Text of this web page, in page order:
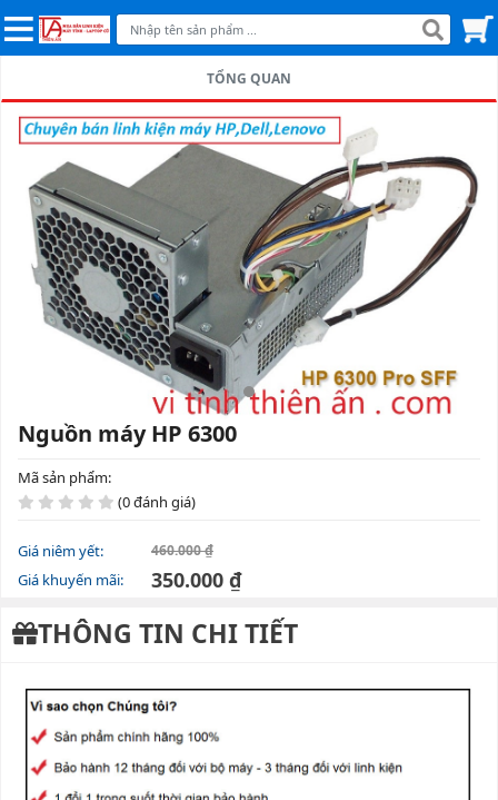
TỔNG QUAN
Nguồn máy HP 6300
Mã sản phẩm:
(0 đánh giá)
Giá niêm yết: 460.000 ₫
Giá khuyến mãi: 350.000 ₫
THÔNG TIN CHI TIẾT